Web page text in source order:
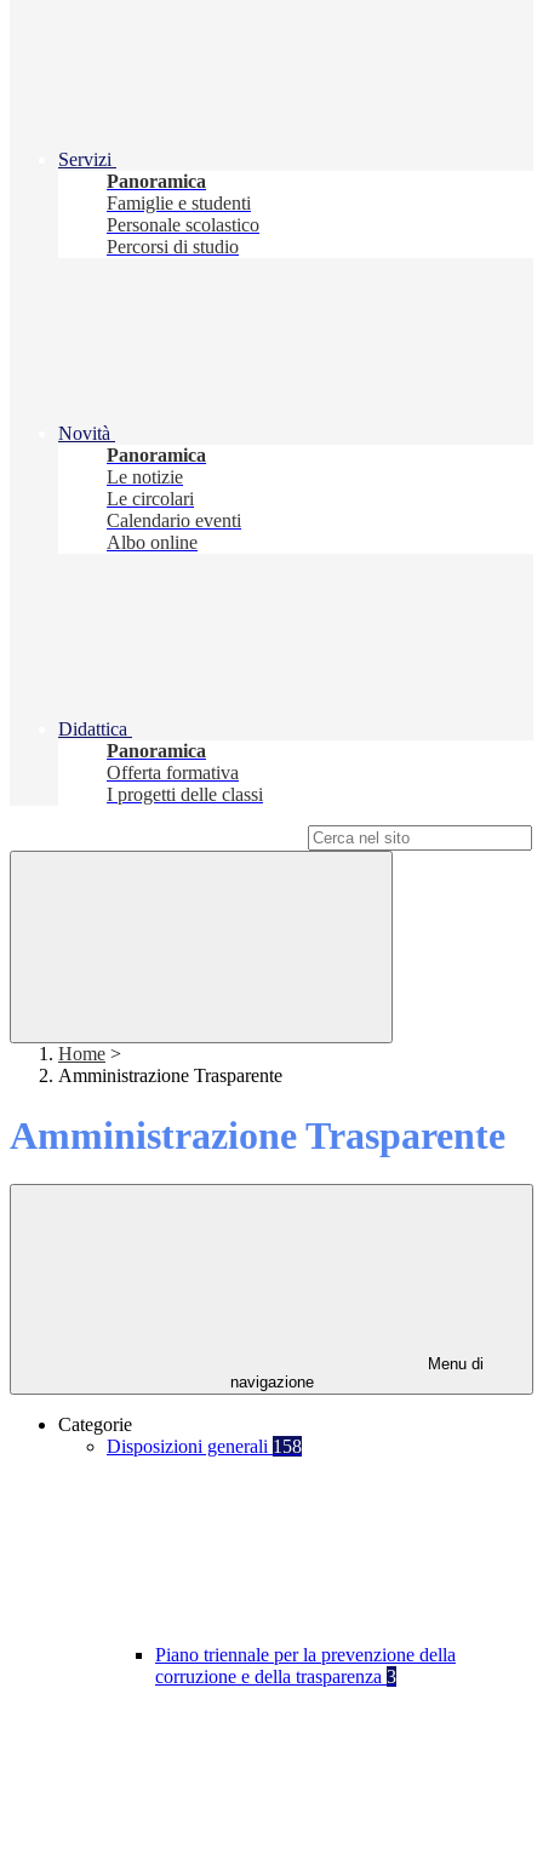
Servizi
Panoramica
Famiglie e studenti
Personale scolastico
Percorsi di studio
Novità
Panoramica
Le notizie
Le circolari
Calendario eventi
Albo online
Didattica
Panoramica
Offerta formativa
I progetti delle classi
Home >
Amministrazione Trasparente
Amministrazione Trasparente
Menu di
navigazione
Categorie
Disposizioni generali 158
Piano triennale per la prevenzione della
corruzione e della trasparenza 3